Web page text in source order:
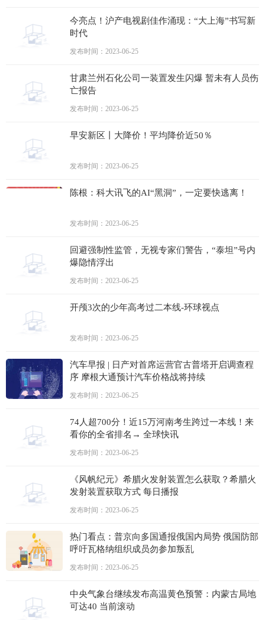
今亮点！沪产电视剧佳作涌现：“大上海”书写新
时代
发布时间：2023-06-25
甘肃兰州石化公司一装置发生闪爆 暂未有人员伤
亡报告
发布时间：2023-06-25
早安新区丨大降价！平均降价近50％
发布时间：2023-06-25
陈根：科大讯飞的AI“黑洞”，一定要快逃离！
发布时间：2023-06-25
回避强制性监管，无视专家们警告，“泰坦”号内
爆隐情浮出
发布时间：2023-06-25
开颅3次的少年高考过二本线-环球视点
发布时间：2023-06-25
汽车早报 | 日产对首席运营官古普塔开启调查程
序 摩根大通预计汽车价格战将持续
发布时间：2023-06-25
74人超700分！近15万河南考生跨过一本线！来
看你的全省排名→ 全球快讯
发布时间：2023-06-25
《风帆纪元》希腊火发射装置怎么获取？希腊火
发射装置获取方式 每日播报
发布时间：2023-06-25
热门看点：普京向多国通报俄国内局势 俄国防部
呼吁瓦格纳组织成员勿参加叛乱
发布时间：2023-06-25
中央气象台继续发布高温黄色预警：内蒙古局地
可达40 当前滚动